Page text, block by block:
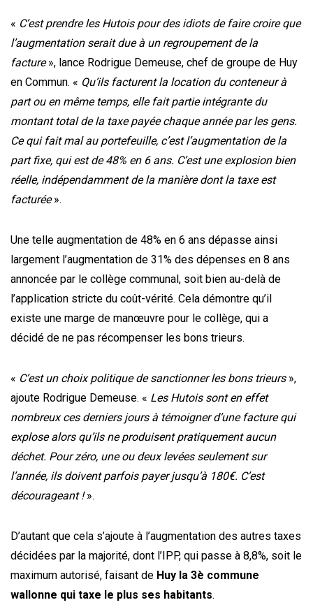
« C’est prendre les Hutois pour des idiots de faire croire que
l’augmentation serait due à un regroupement de la
facture», lance Rodrigue Demeuse, chef de groupe de Huy
en Commun. « Qu’ils facturent la location du conteneur à
part ou en même temps, elle fait partie intégrante du
montant total de la taxe payée chaque année par les gens.
Ce qui fait mal au portefeuille, c’est l’augmentation de la
part fixe, qui est de 48% en 6 ans. C’est une explosion bien
réelle, indépendamment de la manière dont la taxe est
facturée».
Une telle augmentation de 48% en 6 ans dépasse ainsi
largement l’augmentation de 31% des dépenses en 8 ans
annoncée par le collège communal, soit bien au-delà de
l’application stricte du coût-vérité. Cela démontre qu’il
existe une marge de manœuvre pour le collège, qui a
décidé de ne pas récompenser les bons trieurs.
« C’est un choix politique de sanctionner les bons trieurs»,
ajoute Rodrigue Demeuse. « Les Hutois sont en effet
nombreux ces derniers jours à témoigner d’une facture qui
explose alors qu’ils ne produisent pratiquement aucun
déchet. Pour zéro, une ou deux levées seulement sur
l’année, ils doivent parfois payer jusqu’à 180€. C’est
décourageant !».
D’autant que cela s’ajoute à l’augmentation des autres taxes
décidées par la majorité, dont l’IPP, qui passe à 8,8%, soit le
maximum autorisé, faisant de Huy la 3è commune
wallonne qui taxe le plus ses habitants.